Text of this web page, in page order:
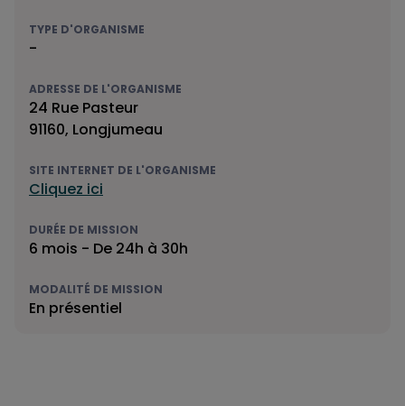
TYPE D'ORGANISME
-
ADRESSE DE L'ORGANISME
24 Rue Pasteur
91160, Longjumeau
SITE INTERNET DE L'ORGANISME
Cliquez ici
DURÉE DE MISSION
6 mois - De 24h à 30h
MODALITÉ DE MISSION
En présentiel